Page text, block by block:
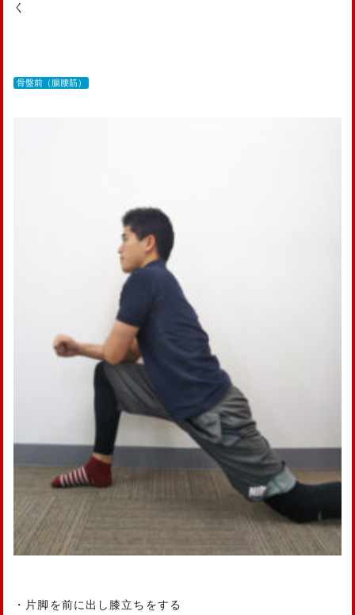
く
骨盤前（腸腰筋）
・片脚を前に出し膝立ちをする